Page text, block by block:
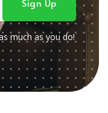
much as you do!